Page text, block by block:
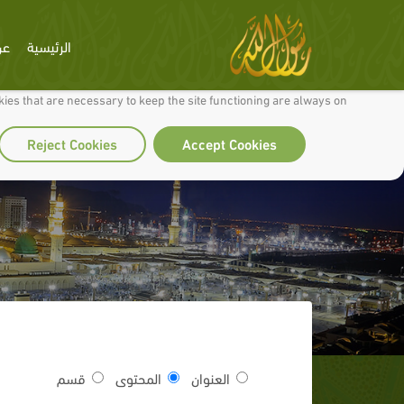
to make our site work well for you and so we can continually improve it.
that are necessary to keep the site functioning are always on
Accept Cookies
Reject Cookies
الرئيسية
العنوان المحتوى قسم